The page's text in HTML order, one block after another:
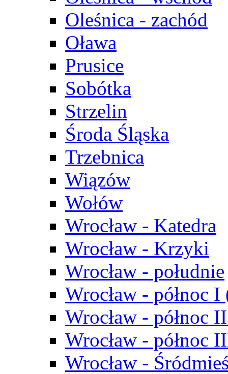
Oleśnica - zachód
Oława
Prusice
Sobótka
Strzelin
Środa Śląska
Trzebnica
Wiązów
Wołów
Wrocław - Katedra
Wrocław - Krzyki
Wrocław - południe
Wrocław - północ
Wrocław - północ
Wrocław - północ
Wrocław -